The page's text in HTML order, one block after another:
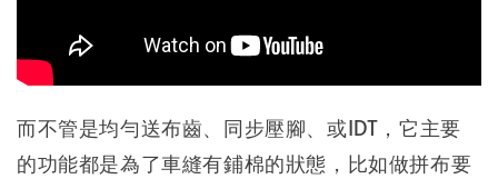
而不管是均勻送布齒、同步壓腳、或IDT，它主要
的功能都是為了車縫有鋪棉的狀態，比如做拼布要